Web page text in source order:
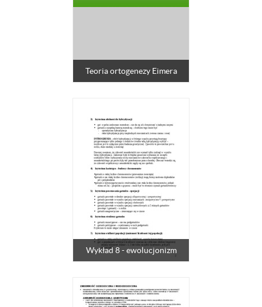
Teoria ortogenezy Eimera
Wykład 8 - ewolucjonizm